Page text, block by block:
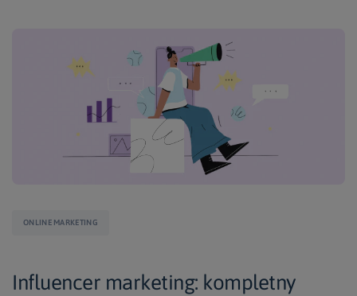
ONLINE MARKETING
Influencer marketing: kompletny